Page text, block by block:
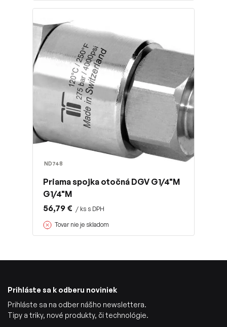
ND748
Priama spojka otočná DGV G1/4"M
G1/4"M
56,79 € / ks s DPH
Tovar nie je skladom
Prihláste sa k odberu noviniek
Prihláste sa na odber nášho newslettera.
Tipy a triky, nové produkty, či technológie.